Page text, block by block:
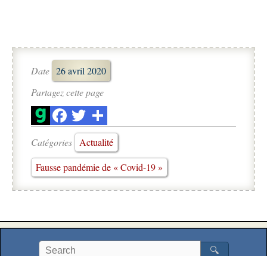
Date 26 avril 2020
Partagez cette page
Catégories
Actualité
Fausse pandémie de « Covid-19 »
🔍